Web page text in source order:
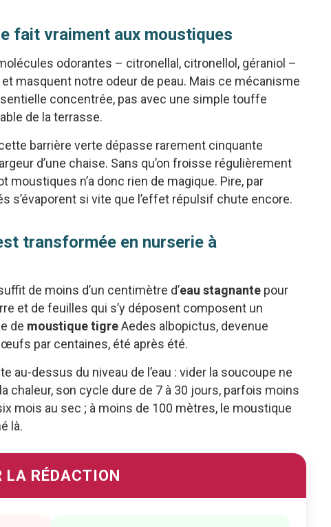
fait vraiment aux moustiques
odorantes – citronellal, citronellol, géraniol –
masquent notre odeur de peau. Mais ce mécanisme
concentrée, pas avec une simple touffe
de la terrasse.
barrière verte dépasse rarement cinquante
d’une chaise. Sans qu’on froisse régulièrement
moustiques n’a donc rien de magique. Pire, par
s’évaporent si vite que l’effet répulsif chute encore.
transformée en nurserie à
de moins d’un centimètre d’eau stagnante pour
et de feuilles qui s’y déposent composent un
de moustique tigreAedes albopictus, devenue
par centaines, été après été.
au-dessus du niveau de l’eau : vider la soucoupe ne
chaleur, son cycle dure de 7 à 30 jours, parfois moins
mois au sec ; à moins de 100 mètres, le moustique
là.
LA RÉDACTION